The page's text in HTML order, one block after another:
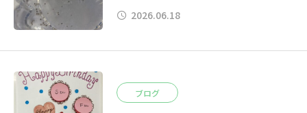
2026.06.18
ブログ